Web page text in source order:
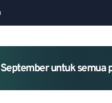
untuk semua